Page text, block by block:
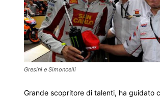
Gresini e Simoncelli
Grande scopritore di talenti, ha guidato